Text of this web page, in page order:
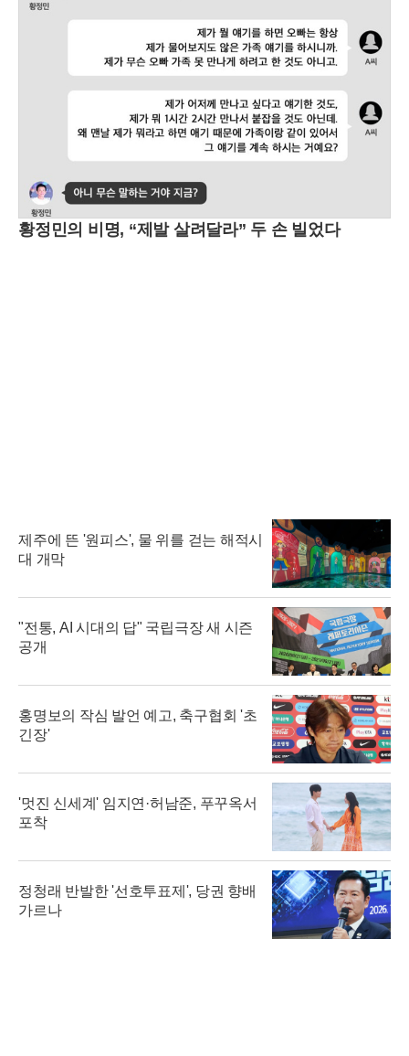
황정민의 비명, “제발 살려달라” 두 손 빌었다
제주에 뜬 '원피스', 물 위를 걷는 해적시
대 개막
"전통, AI 시대의 답" 국립극장 새 시즌
공개
홍명보의 작심 발언 예고, 축구협회 '초
긴장'
'멋진 신세계' 임지연·허남준, 푸꾸옥서
포착
정청래 반발한 '선호투표제', 당권 향배
가르나